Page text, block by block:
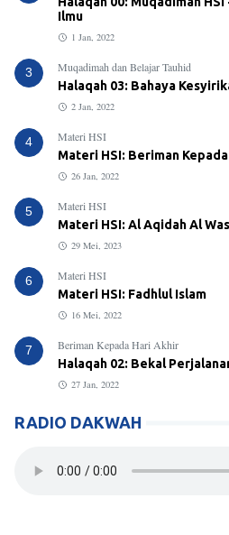
Ilmu
1 Jan, 2022
3
Muqadimah dan Belajar Tauhid
Halaqah 03: Bahaya
2 Jan, 2022
4
Materi HSI
Materi HSI: Beriman
26 Jan, 2022
5
Materi HSI
Materi HSI: Al Aqidah Al
29 Mei, 2023
6
Materi HSI
Materi HSI: Fadhlul Islam
16 Mei, 2022
7
Beriman Kepada Hari Akhir
Halaqah 02: Bekal
27 Jan, 2022
RADIO DAKWAH